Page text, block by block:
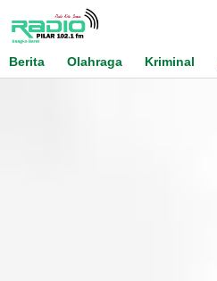
content
Berita
Olahraga Kriminal